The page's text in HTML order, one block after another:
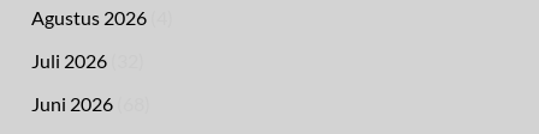
Agustus 2026
Juli 2026
Juni 2026